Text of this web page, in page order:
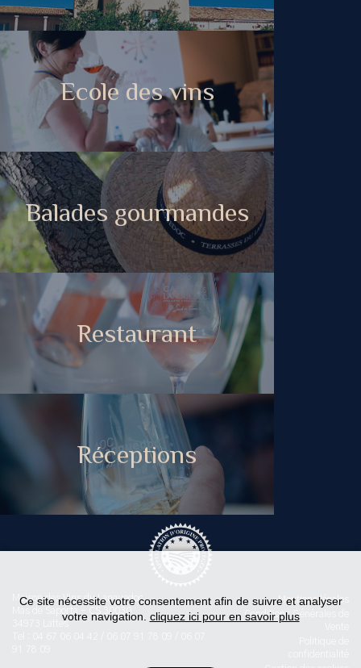
Ecole des vins
Balades gourmandes
Restaurant
Réceptions
Maison des Vins du Languedoc
Mas de Saporta - CS 30030
34973 Lattes
Mentions légales
Conditions Générales de
Ce site nécessite votre consentement afin de suivre et analyser
votre navigation. cliquez ici pour en savoir plus